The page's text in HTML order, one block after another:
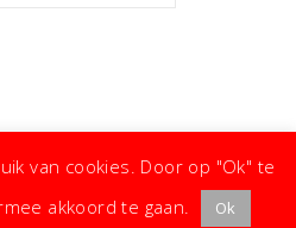
van cookies. Door op "Ok" te
akkoord te gaan.
Ok